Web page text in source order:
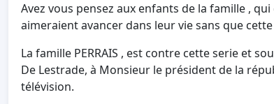
Avez vous pensez aux enfants de la famille ,
aimeraient avancer dans leur vie sans que
La famille PERRAIS , est contre cette serie et
De Lestrade, à Monsieur le président de la
télévision.